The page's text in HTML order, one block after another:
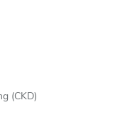
(CKD)